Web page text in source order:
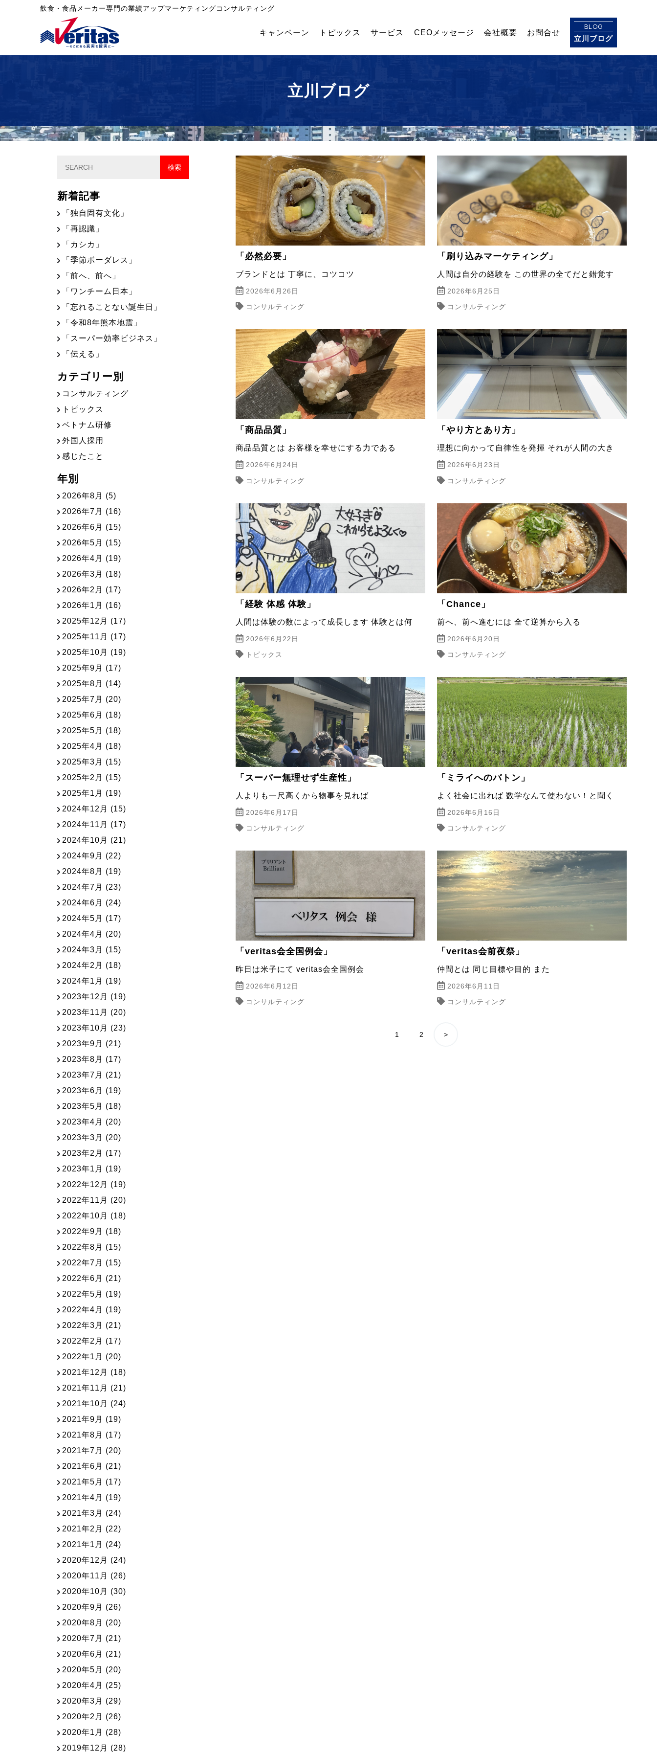
飲食・食品メーカー専門の業績アップマーケティングコンサルティング
キャンペーン トピックス
サービス
食・
ンサ
ルテ
グ
人採
育成
CEOメッセージ 会社概要 お問合せ
BLOG
立川ブログ
立川ブログ
「必然必要」
ブランドとは 丁寧に、コツコツ
2026年6月26日
コンサルティング
「刷り込みマーケティング」
人間は自分の経験を この世界の全てだと錯覚す
2026年6月25日
コンサルティング
「商品品質」
商品品質とは お客様を幸せにする力である
2026年6月24日
コンサルティング
「やり方とあり方」
理想に向かって自律性を発揮 それが人間の大き
2026年6月23日
コンサルティング
「経験 体感 体験」
人間は体験の数によって成長します 体験とは何
2026年6月22日
トピックス
「Chance」
前へ、前へ進むには 全て逆算から入る
2026年6月20日
コンサルティング
「スーパー無理せず生産性」
人よりも一尺高くから物事を見れば
2026年6月17日
コンサルティング
「ミライへのバトン」
よく社会に出れば 数学なんて使わない！と聞く
2026年6月16日
コンサルティング
「veritas会全国例会」
昨日は米子にて veritas会全国例会
2026年6月12日
コンサルティング
「veritas会前夜祭」
仲間とは 同じ目標や目的 また
2026年6月11日
コンサルティング
1 2 >
新着記事
「独自固有文化」
「再認識」
「カシカ」
「季節ボーダレス」
「前へ、前へ」
「ワンチーム日本」
「忘れることない誕生日」
「令和8年熊本地震」
「スーパー効率ビジネス」
「伝える」
カテゴリー別
コンサルティング
トピックス
ベトナム研修
外国人採用
感じたこと
年別
2026年8月 (5)
2026年7月 (16)
2026年6月 (15)
2026年5月 (15)
2026年4月 (19)
2026年3月 (18)
2026年2月 (17)
2026年1月 (16)
2025年12月 (17)
2025年11月 (17)
2025年10月 (19)
2025年9月 (17)
2025年8月 (14)
2025年7月 (20)
2025年6月 (18)
2025年5月 (18)
2025年4月 (18)
2025年3月 (15)
2025年2月 (15)
2025年1月 (19)
2024年12月 (15)
2024年11月 (17)
2024年10月 (21)
2024年9月 (22)
2024年8月 (19)
2024年7月 (23)
2024年6月 (24)
2024年5月 (17)
2024年4月 (20)
2024年3月 (15)
2024年2月 (18)
2024年1月 (19)
2023年12月 (19)
2023年11月 (20)
2023年10月 (23)
2023年9月 (21)
2023年8月 (17)
2023年7月 (21)
2023年6月 (19)
2023年5月 (18)
2023年4月 (20)
2023年3月 (20)
2023年2月 (17)
2023年1月 (19)
2022年12月 (19)
2022年11月 (20)
2022年10月 (18)
2022年9月 (18)
2022年8月 (15)
2022年7月 (15)
2022年6月 (21)
2022年5月 (19)
2022年4月 (19)
2022年3月 (21)
2022年2月 (17)
2022年1月 (20)
2021年12月 (18)
2021年11月 (21)
2021年10月 (24)
2021年9月 (19)
2021年8月 (17)
2021年7月 (20)
2021年6月 (21)
2021年5月 (17)
2021年4月 (19)
2021年3月 (24)
2021年2月 (22)
2021年1月 (24)
2020年12月 (24)
2020年11月 (26)
2020年10月 (30)
2020年9月 (26)
2020年8月 (20)
2020年7月 (21)
2020年6月 (21)
2020年5月 (20)
2020年4月 (25)
2020年3月 (29)
2020年2月 (26)
2020年1月 (28)
2019年12月 (28)